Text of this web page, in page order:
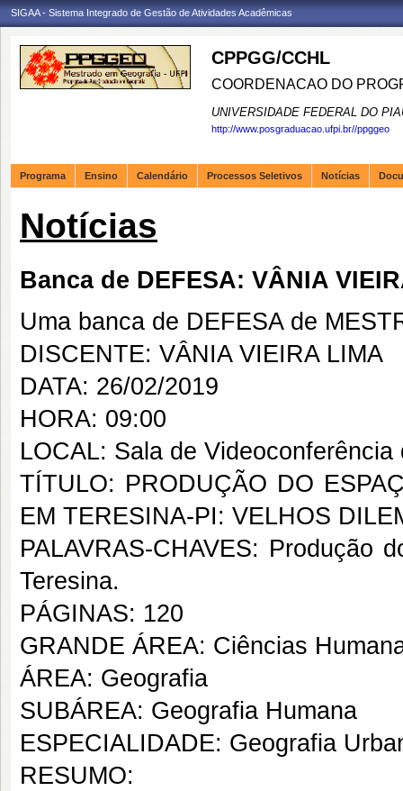
SIGAA - Sistema Integrado de Gestão de Atividades Acadêmicas
CPPGG/CCHL
COORDENACAO DO
UNIVERSIDADE FEDERAL DO
http://www.posgraduacao.ufpi.br//ppggeo
Programa Ensino Calendário Processos Seletivos Notícias
Notícias
Banca de DEFESA: VÂNIA
Uma banca de DEFESA de
DISCENTE: VÂNIA VIEIRA LIMA
DATA: 26/02/2019
HORA: 09:00
LOCAL: Sala de
TÍTULO: PRODUÇÃO DO
EM TERESINA-PI: VELHOS
PALAVRAS-CHAVES: Produção
Teresina.
PÁGINAS: 120
GRANDE ÁREA: Ciências
ÁREA: Geografia
SUBÁREA: Geografia Humana
ESPECIALIDADE: Geografia
RESUMO: